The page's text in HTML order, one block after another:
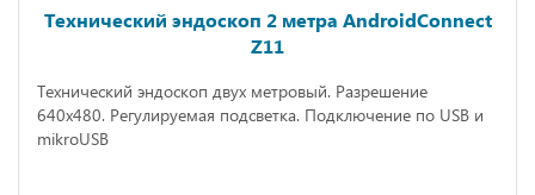
Технический эндоскоп 2 метра AndroidConnect
Z11
Технический эндоскоп двух метровый. Разрешение
640х480. Регулируемая подсветка. Подключение по USB и
mikroUSB